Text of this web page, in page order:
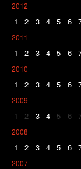
2012
1 2 3 4 5 6
2011
1 2 3 4 5 6
2010
1 2 3 4 5 6
2009
1 2 3 4 5 6
2008
1 2 3 4 5 6
2007